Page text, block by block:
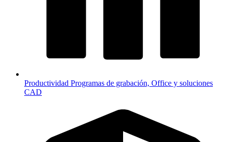
Productividad Programas de grabación, Office y soluciones
CAD